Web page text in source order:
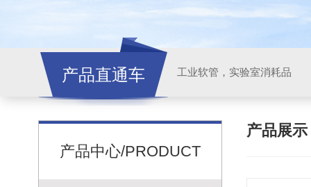
产品直通车 工业软管，实验室消耗品
产品中心/PRODUCT
产品展示